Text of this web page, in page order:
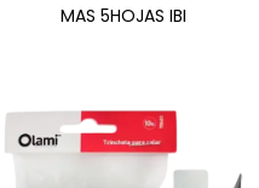
MAS 5HOJAS IBI